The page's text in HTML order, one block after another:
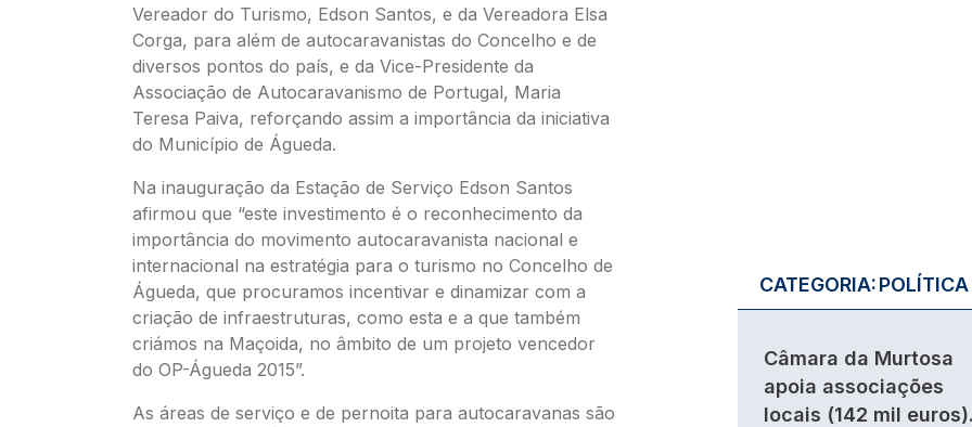
Vereador do Turismo, Edson Santos, e da Vereadora Elsa
Corga, para além de autocaravanistas do Concelho e de
diversos pontos do país, e da Vice-Presidente da
Associação de Autocaravanismo de Portugal, Maria
Teresa Paiva, reforçando assim a importância da iniciativa
do Município de Águeda.
Na inauguração da Estação de Serviço Edson Santos
afirmou que “este investimento é o reconhecimento da
importância do movimento autocaravanista nacional e
internacional na estratégia para o turismo no Concelho de
Águeda, que procuramos incentivar e dinamizar com a
criação de infraestruturas, como esta e a que também
criámos na Maçoida, no âmbito de um projeto vencedor
do OP-Águeda 2015”.
As áreas de serviço e de pernoita para autocaravanas são
CATEGORIA:POLÍTICA
Câmara da Murtosa
apoia associações
locais (142 mil euros).